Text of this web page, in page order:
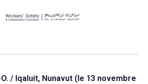
/ Iqaluit, Nunavut (le 13 novembre